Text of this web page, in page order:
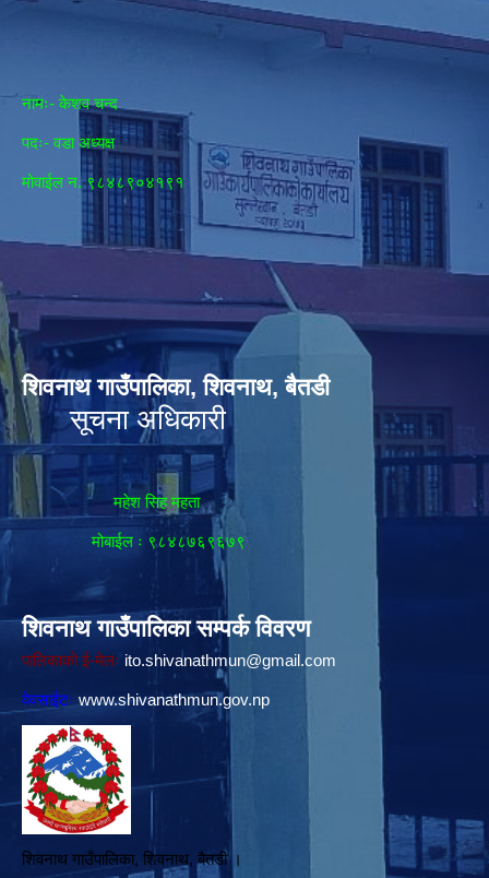
नामः- केशव चन्द
पदः- वडा अध्यक्ष
मोवाईल न‌. ९८४८९०४१९१
शिवनाथ गाउँपालिका, शिवनाथ, बैतडी
सूचना अधिकारी
महेश सिह महता
मोबाईल ः ९८४८७६९६७९
शिवनाथ गाउँपालिका सम्पर्क विवरण
पालिकाको ई-मेलः ito.shivanathmun@gmail.com
वेवसाईटः www.shivanathmun.gov.np
शिवनाथ गाउँपालिका, शिवनाथ, बैतडी ।